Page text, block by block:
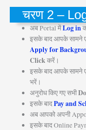
चरण 2 –
अब Portal मेंLog in
इसके बाद आपके सामने
Apply for
Click करें।
इसके बाद आपके सामने
भरें।
अनुरोध किए गए सभी
इसके बादPay and
अब आपको अपनी
इसके बाद Online